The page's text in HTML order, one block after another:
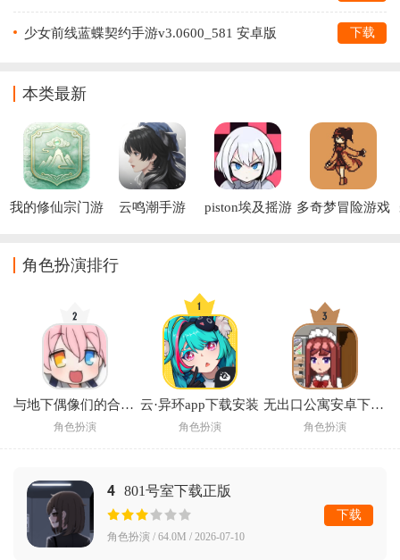
少女前线蓝蝶契约手游v3.0600_581 安卓版 下载
本类最新
我的修仙宗门游
云鸣潮手游
piston埃及摇游 多奇梦冒险游戏
角色扮演排行
与地下偶像们的合宿生活手游
角色扮演
云·异环app下载安装
角色扮演
无出口公寓安卓下载汉化版2026
角色扮演
4 801号室下载正版
角色扮演 / 64.0M / 2026-07-10
下载